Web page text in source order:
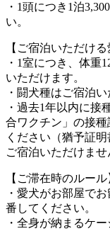
・1頭につき1泊
い。
【ご宿泊いただける
・1室につき、体重
いただけます。
・闘犬種はご宿泊い
・過去1年以内に接
合ワクチン」の接
ください（猶予証
ご宿泊いただけませ
【ご滞在時のルール
・愛犬がお部屋で
番してください。
・全身が納まるケ